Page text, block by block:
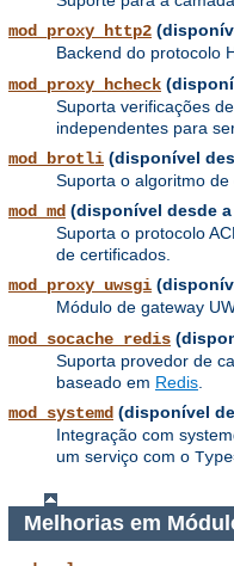
mod_proxy_http2
Backend do protocolo
mod_proxy_hcheck
Suporta verificações
independentes para
mod_brotli (disponível
Suporta o algoritmo
mod_md (disponível desde a
Suporta o protocolo
de certificados.
mod_proxy_uwsgi
Módulo de gateway
mod_socache_redis
Suporta provedor de
baseado em Redis.
mod_systemd (disponível
Integração com
um serviço com o
Melhorias em